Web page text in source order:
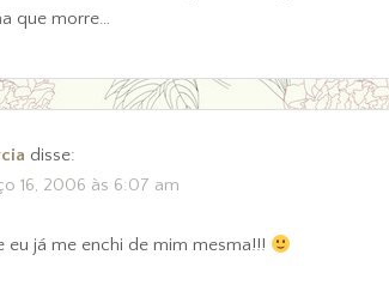
que morre…
disse:
16, 2006 às 6:07 am
eu já me enchi de mim mesma!!!